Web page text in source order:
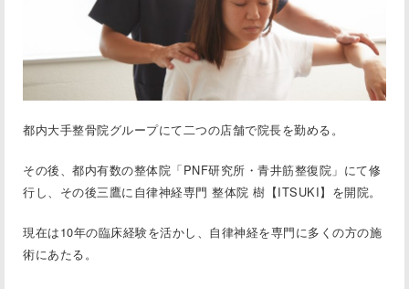
都内大手整骨院グループにて二つの店舗で院⻑を勤める。
その後、都内有数の整体院「PNF研究所・⻘井筋整復院」にて修
行し、その後三鷹に自律神経専門 整体院 樹【ITSUKI】 を開院。
現在は10年の臨床経験を活かし、自律神経を専門に多くの方の施
術にあたる。